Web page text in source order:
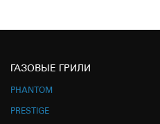
ГАЗОВЫЕ ГРИЛИ
PHANTOM
PRESTIGE